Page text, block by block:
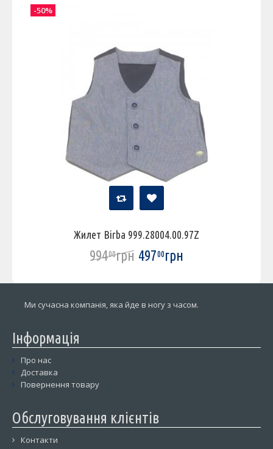
Жилет Birba 999.28004.00.97Z
99400грн 49700грн
-50%
Ми сучасна компанія, яка йде в ногу з часом.
Інформація
Про нас
Доставка
Повернення товару
Обслуговування клієнтів
Контакти